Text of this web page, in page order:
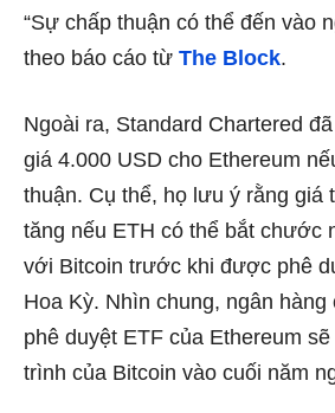
“Sự chấp thuận có thể đến vào
theo báo cáo từ The Block.
Ngoài ra, Standard Chartered
giá 4.000 USD cho Ethereum
thuận. Cụ thể, họ lưu ý rằng giá
tăng nếu ETH có thể bắt chước
với Bitcoin trước khi được phê
Hoa Kỳ. Nhìn chung, ngân hàng
phê duyệt ETF của Ethereum
trình của Bitcoin vào cuối năm